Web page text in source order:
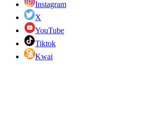
Instagram
X
YouTube
Tiktok
Kwai